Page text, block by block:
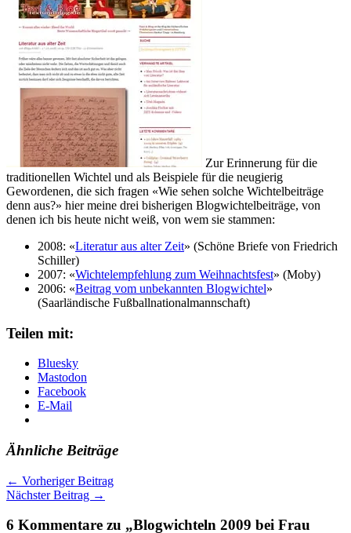
Zur Erinnerung für die
traditionellen Wichtel und als Beispiele für die neugierig
Gewordenen, die sich fragen «Wie sehen solche Wichtelbeiträge
denn aus?» hier meine drei bisherigen Blogwichtelbeiträge, von
denen ich bis heute nicht weiß, von wem sie stammen:
2008: «Literatur aus alter Zeit» (Schöne Briefe von Friedrich
Schiller)
2007: «Wichtelempfehlung zum Weihnachtsfest» (Moby)
2006: «Beitrag vom unbekannten Blogwichtel»
(Saarländische Fußballnationalmannschaft)
Teilen mit:
Bluesky
Mastodon
Facebook
E-Mail
Ähnliche Beiträge
← Vorheriger Beitrag
Nächster Beitrag →
6 Kommentare zu „Blogwichteln 2009 bei Frau